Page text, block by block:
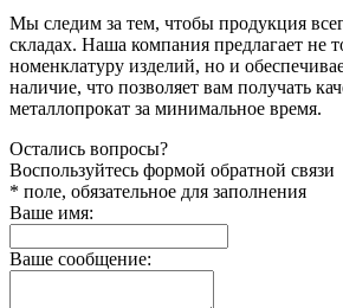
Мы следим за тем, чтобы продукция
складах. Наша компания предлагает не
номенклатуру изделий, но и
наличие, что позволяет вам получать
металлопрокат за минимальное время.
Остались вопросы?
Воспользуйтесь формой обратной связи
* поле, обязательное для заполнения
Ваше имя:
Ваше сообщение: